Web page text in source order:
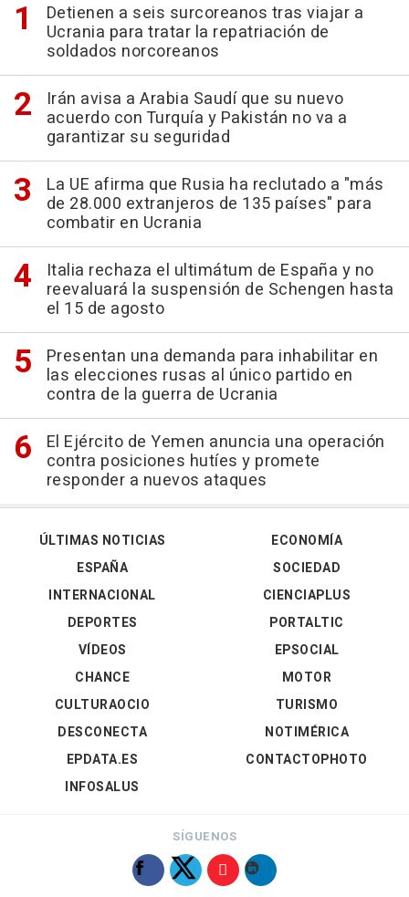
Detienen a seis surcoreanos tras viajar a
Ucrania para tratar la repatriación de
soldados norcoreanos
Irán avisa a Arabia Saudí que su nuevo
acuerdo con Turquía y Pakistán no va a
garantizar su seguridad
La UE afirma que Rusia ha reclutado a "más
de 28.000 extranjeros de 135 países" para
combatir en Ucrania
Italia rechaza el ultimátum de España y no
reevaluará la suspensión de Schengen hasta
el 15 de agosto
Presentan una demanda para inhabilitar en
las elecciones rusas al único partido en
contra de la guerra de Ucrania
El Ejército de Yemen anuncia una operación
contra posiciones hutíes y promete
responder a nuevos ataques
ÚLTIMAS NOTICIAS
ESPAÑA
INTERNACIONAL
DEPORTES
VÍDEOS
ECONOMÍA
SOCIEDAD
CIENCIAPLUS
PORTALTIC
EPSOCIAL
CHANCE
CULTURAOCIO
DESCONECTA
EPDATA.ES
INFOSALUS
MOTOR
TURISMO
NOTIMÉRICA
CONTACTOPHOTO
SÍGUENOS